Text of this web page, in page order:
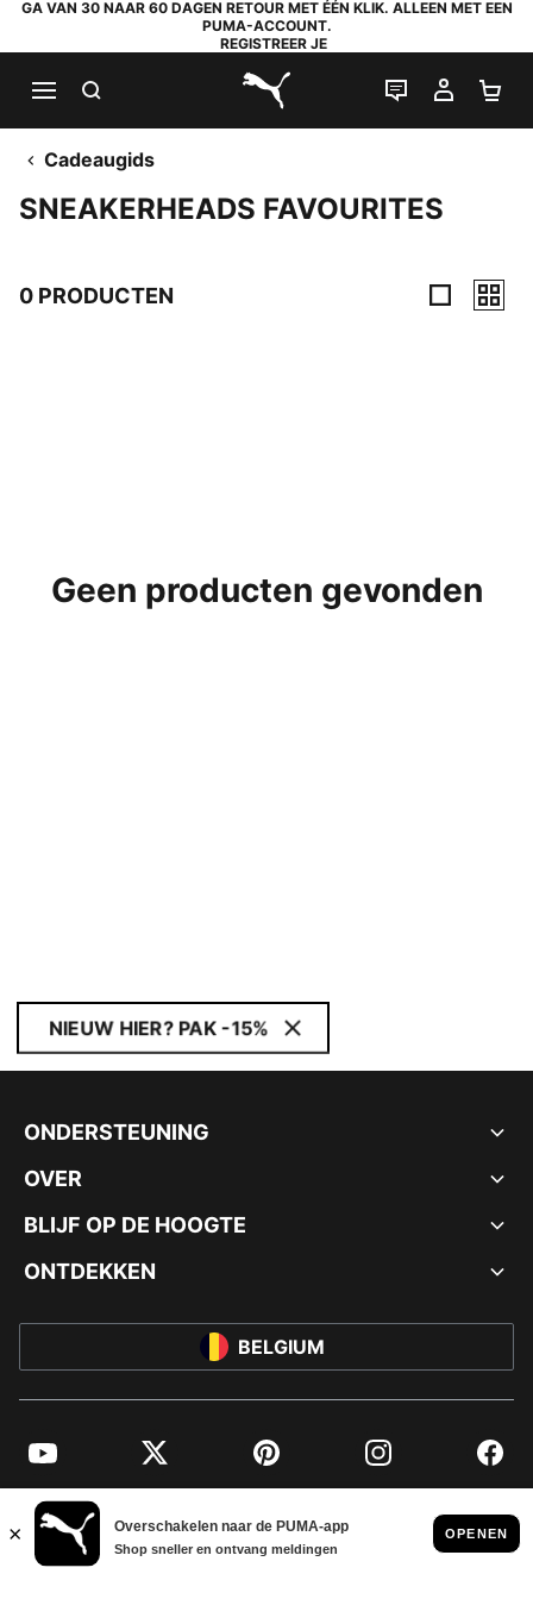
GA VAN 30 NAAR 60 DAGEN RETOUR MET ÉÉN KLIK. ALLEEN MET EEN
PUMA-ACCOUNT.
REGISTREER JE
PUMA.com
LIVE CHAT
MIJN
Cadeaugids
SNEAKERHEADS FAVOURITES
0 PRODUCTEN
Geen producten gevonden
NIEUW HIER? PAK -15%
ONDERSTEUNING
OVER
BLIJF OP DE HOOGTE
ONTDEKKEN
BELGIUM
YouTube Twitter Pinterest Instagram
© PUMA EUROPE GMBH, 2026. ALLE RECHTEN VOORBEHOUDEN
BEDRIJFSGEGEVENS EN JURIDISCHE GEGEVENS